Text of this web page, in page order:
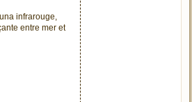
infrarouge,
entre mer et